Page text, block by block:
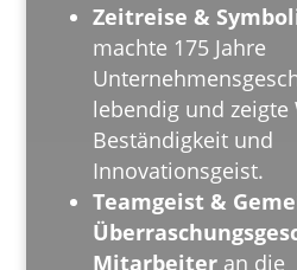
Zeitreise &
machte 175 Jahre
lebendig und zeigte
Beständigkeit und
Innovationsgeist.
Teamgeist &
Mitarbeiteran die